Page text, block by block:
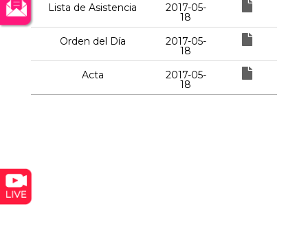
Lista de Asistencia
2017-05-
18
Orden del Día
2017-05-
18
Acta
2017-05-
18